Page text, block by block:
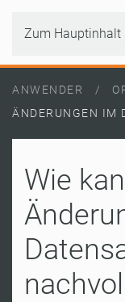
Zum Hauptinhalt
ANWENDER
ÄNDERUNGEN IM
Wie